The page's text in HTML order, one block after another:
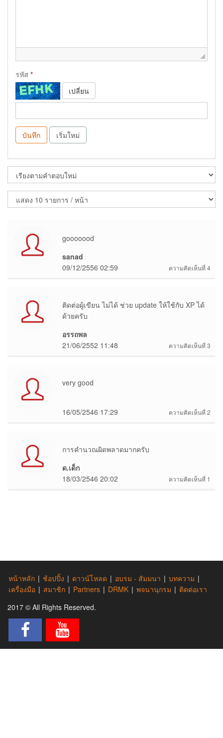
รหัส *
เปลี่ยน
บันทึก เริ่มใหม่
gooooood
sanad
ความคิดเห็นที่ 4
09/12/2556 02:59
ติดต่อผู้เขียน ไม่ได้ ช่วย update ให้ใช้กับ XP ได้
ด้วยครับ
อรรถพล
ความคิดเห็นที่ 3
21/06/2552 11:48
very good
ความคิดเห็นที่ 2
16/05/2546 17:29
การคำนวณผิดพลาดมากครับ
ด.เด็ก
ความคิดเห็นที่ 1
18/03/2546 20:02
หน้าหลัก | ช้อปปิ้ง | ดาวน์โหลด | อบรม - สัมมนา | บทความ |
เครื่องมือ | สมาชิก | Partners | DRMK | พจนานุกรม | ติดต่อเรา
2017 © All Rights Reserved.